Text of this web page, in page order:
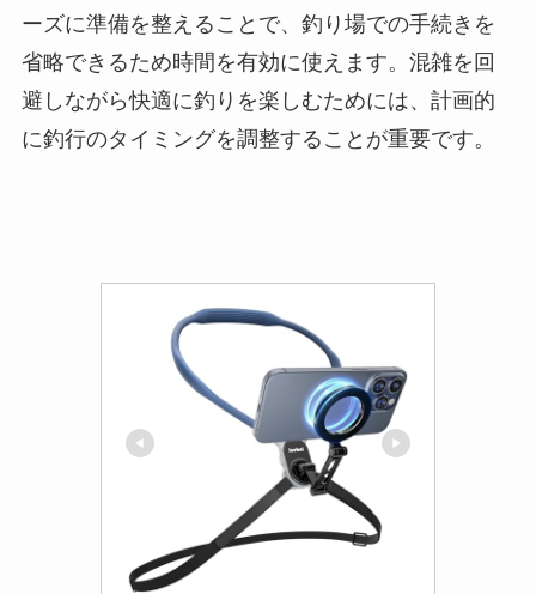
ーズに準備を整えることで、釣り場での手続きを
省略できるため時間を有効に使えます。混雑を回
避しながら快適に釣りを楽しむためには、計画的
に釣行のタイミングを調整することが重要です。